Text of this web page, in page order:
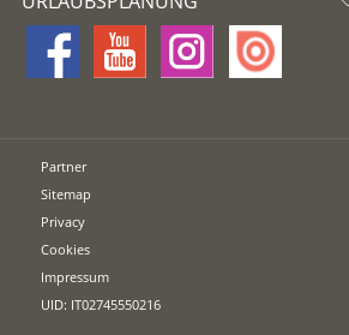
Partner
Sitemap
Privacy
Cookies
Impressum
UID: IT02745550216